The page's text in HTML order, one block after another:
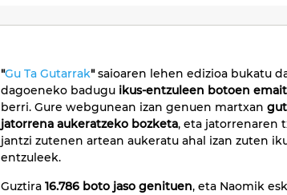
"Gu Ta Gutarrak"saioaren lehen edizioa bukatu
dagoeneko badugu ikus-entzuleen botoen
berri. Gure webgunean izan genuen martxan
jatorrena aukeratzeko bozketa, eta jatorrenaren
jantzi zutenen artean aukeratu ahal izan zuten
entzuleek.
Guztira 16.786 boto jaso genituen, eta Naomik